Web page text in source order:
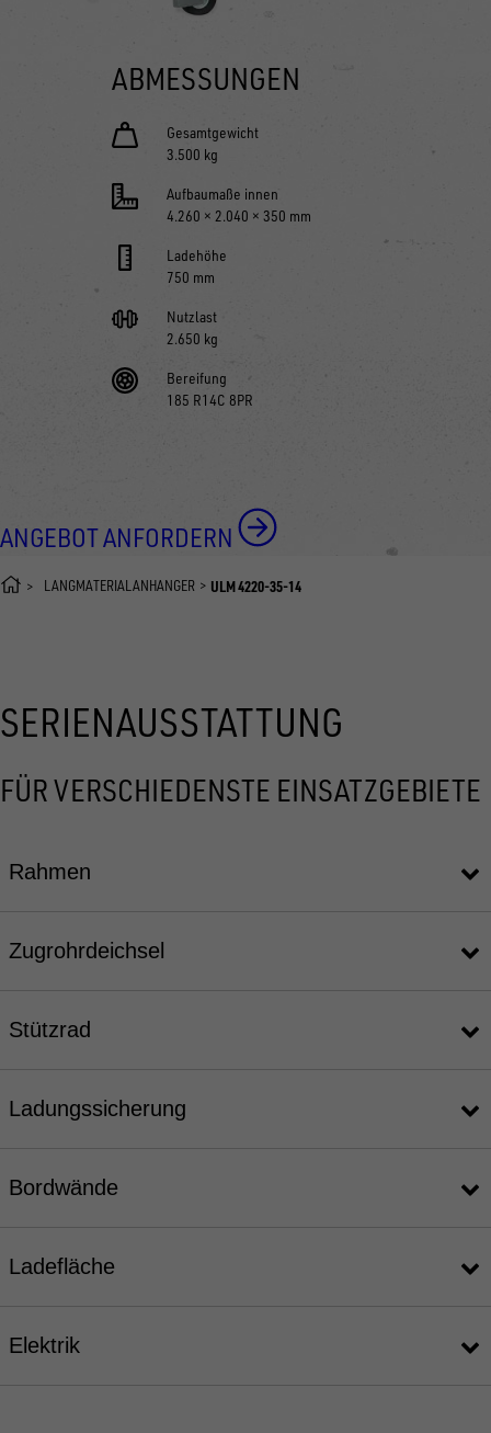
ABMESSUNGEN
Gesamtgewicht
3.500 kg
Aufbaumaße innen
4.260 × 2.040 × 350 mm
Ladehöhe
750 mm
Nutzlast
2.650 kg
Bereifung
185 R14C 8PR
ANGEBOT ANFORDERN
LANGMATERIALANHÄNGER ULM 4220-35-14
SERIENAUSSTATTUNG
FÜR VERSCHIEDENSTE EINSATZGEBIETE
Rahmen
Zugrohrdeichsel
Stützrad
Ladungssicherung
Bordwände
Ladefläche
Elektrik